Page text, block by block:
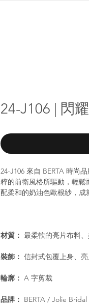
24-J106 | 閃
24-J106 來自 BERTA 時尚
粹的前衛風格所驅動，輕
配柔和的奶油色歐根紗，成
材質： 最柔軟的亮片布料
裝飾： 信封式包覆上身、
輪廓： A 字剪裁
品牌： BERTA / Jolie Bridal